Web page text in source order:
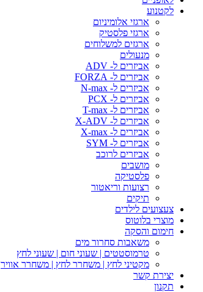
לקטנוע
ארגזי אלומיניום
ארגזי פלסטיק
ארגזים למשלוחים
מנעולים
אביזרים ל- ADV
אביזרים ל- FORZA
אביזרים ל- N-max
אביזרים ל- PCX
אביזרים ל- T-max
אביזרים ל- X-ADV
אביזרים ל- X-max
אביזרים ל- SYM
אביזרים לרוכב
מושבים
פלסטיקה
רצועות וריאטור
תיקים
צעצועים לילדים
מוצרי בלוטוס
חימום והסקה
משאבות סחרור מים
טרמוסטטים | שעוני חום | שעוני לחץ
מקטיני לחץ | משחרר לחץ | משחרר אוויר
יצירת קשר
תקנון